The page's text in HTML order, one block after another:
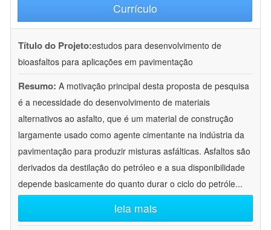
Currículo
Título do Projeto:estudos para desenvolvimento de
bioasfaltos para aplicações em pavimentação
Resumo: A motivação principal desta proposta de pesquisa
é a necessidade do desenvolvimento de materiais
alternativos ao asfalto, que é um material de construção
largamente usado como agente cimentante na indústria da
pavimentação para produzir misturas asfálticas. Asfaltos são
derivados da destilação do petróleo e a sua disponibilidade
depende basicamente do quanto durar o ciclo do petróle...
leia mais